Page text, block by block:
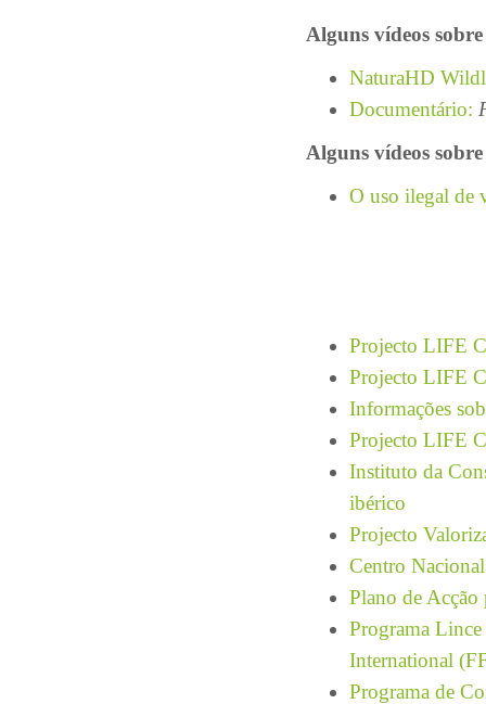
Alguns vídeos
NaturaHD
Documentário:
Alguns vídeos
O uso ilegal de
Projecto LIFE
Projecto LIFE
Informações
Projecto LIFE
Instituto da
ibérico
Projecto
Centro
Plano de Acção
Programa
International
Programa de